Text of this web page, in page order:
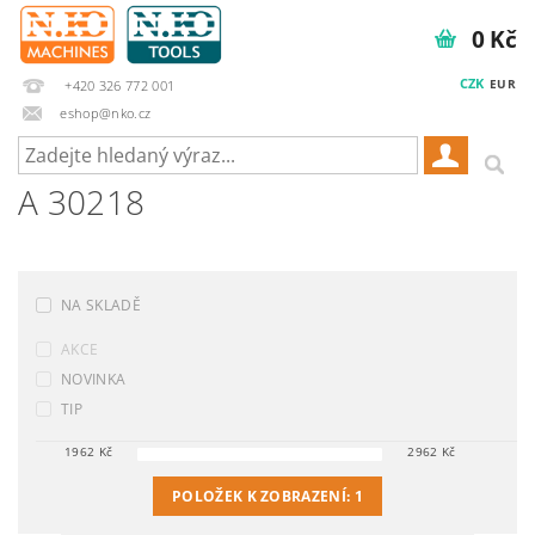
+420 326 772 001
eshop@nko.cz
CZK EUR
0 Kč
A 30218
NA SKLADĚ
AKCE
NOVINKA
TIP
1962 Kč 2962 Kč
POLOŽEK K ZOBRAZENÍ: 1